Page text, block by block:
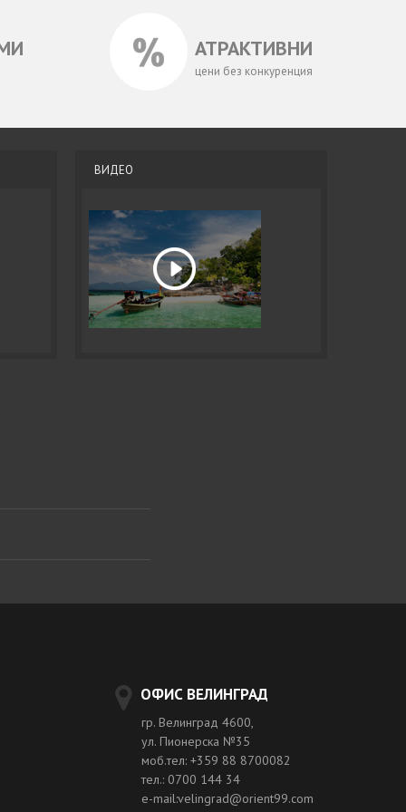
АТРАКТИВНИ
цени без конкуренция
ВИДЕО
ОФИС ВЕЛИНГРАД
гр. Велинград 4600,
ул. Пионерска №35
моб.тел: +359 88 8700082
тел.: 0700 144 34
e-mail:velingrad@orient99.com